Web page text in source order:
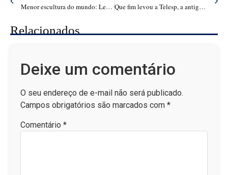
Menor escultura do mundo: Lego do tamanho de leucócito vai para o Guinness Que fim levou a Telesp, a antiga operadora de telefonia fixa e móvel do estado de São Paulo?
Relacionados
Deixe um comentário
O seu endereço de e-mail não será publicado.
Campos obrigatórios são marcados com *
Comentário *